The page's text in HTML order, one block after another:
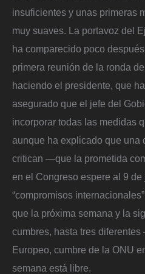
insuficientes y unas primeras
muy suaves. La portavoz del
ha comparecido poco
primera reunión de la ronda
haciendo el presidente, que
asegurado que el jefe del
incorporar todas las medidas
aunque ha explicado que una
critican —que la prometida
en el Congreso espere al 9
“compromisos
que la próxima semana y la
cumbres, hasta tres
Europeo, cumbre de la ONU
semana está libre.